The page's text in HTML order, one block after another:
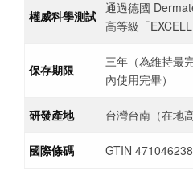
權威科學測試
通過德國
高等級「
保存期限
三年（為維持最
內使用完畢）
研發產地 台灣台南（在地
國際條碼 GTIN